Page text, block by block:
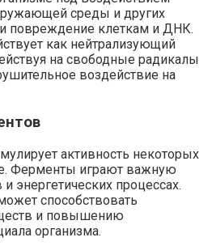
среды и других
повреждение клеткам и ДНК.
как нейтрализующий
на свободные радикалы
воздействие на
активность некоторых
Ферменты играют важную
энергетических процессах.
способствовать
и повышению
организма.